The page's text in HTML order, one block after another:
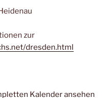
zur
dresden.html
Kalender ansehen